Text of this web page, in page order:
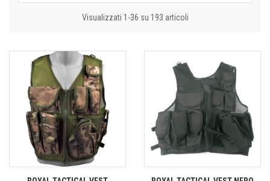
Visualizzati 1-36 su 193 articoli